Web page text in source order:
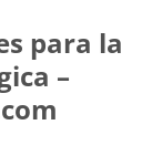
para la
–